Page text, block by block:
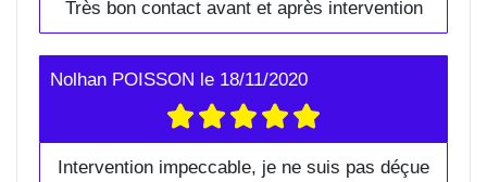
Très bon contact avant et après intervention
Nolhan POISSON le 18/11/2020
Intervention impeccable, je ne suis pas déçue